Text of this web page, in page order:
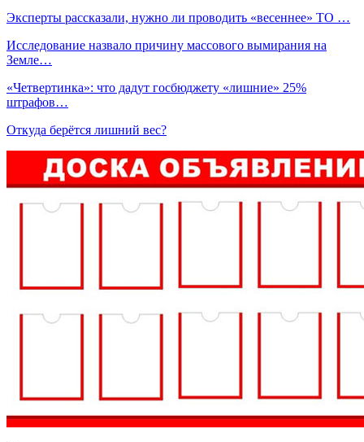
Эксперты рассказали, нужно ли проводить «весеннее» ТО …
Исследование назвало причину массового вымирания на
Земле…
«Четвертинка»: что дадут госбюджету «лишние» 25%
штрафов…
Откуда берётся лишний вес?